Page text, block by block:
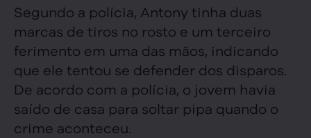
Segundo a polícia, Antony tinha duas
marcas de tiros no rosto e um terceiro
ferimento em uma das mãos, indicando
que ele tentou se defender dos disparos.
De acordo com a polícia, o jovem havia
saído de casa para soltar pipa quando o
crime aconteceu.